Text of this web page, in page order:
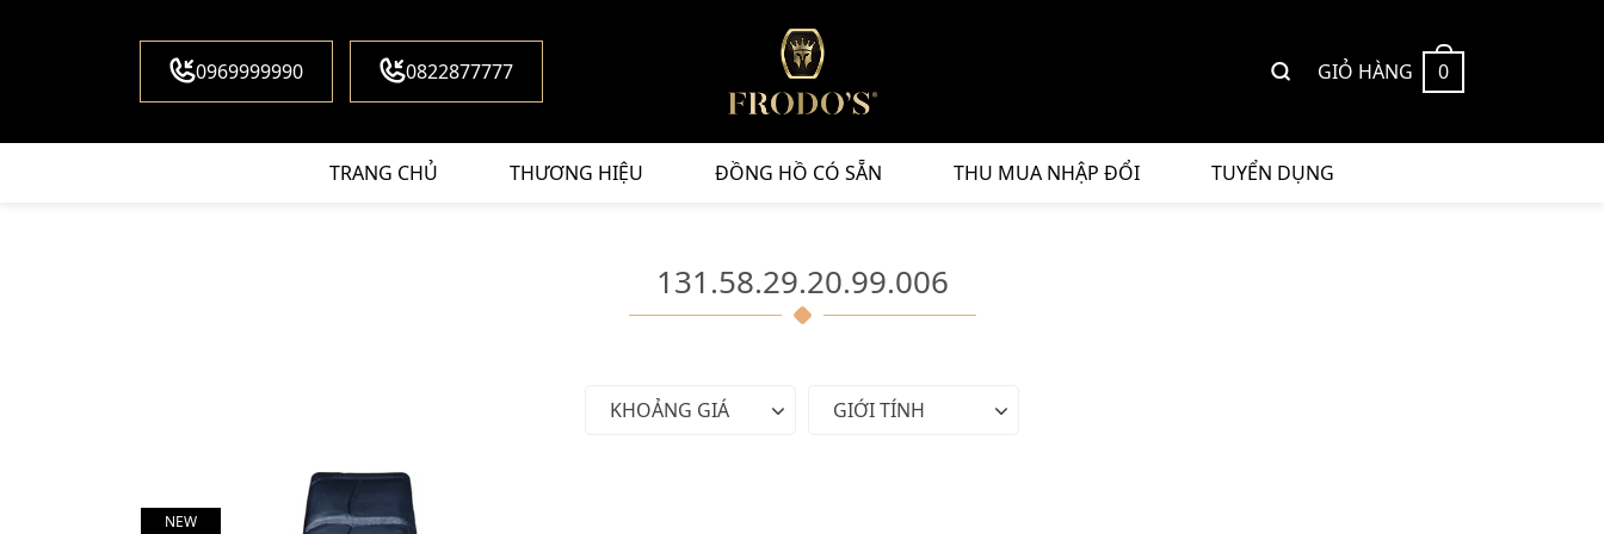
0969999990 0822877777 GIỎ HÀNG 0
TRANG CHỦ THƯƠNG HIỆU ĐỒNG HỒ CÓ SẴN THU MUA NHẬP ĐỔI TUYỂN DỤNG
131.58.29.20.99.006
KHOẢNG GIÁ GIỚI TÍNH
NEW